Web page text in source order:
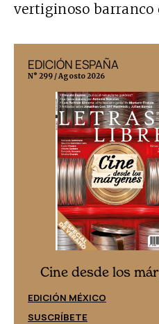
vertiginoso barranco
EDICIÓN ESPAÑA
N° 299 / Agosto 2026
Cine desde los
EDICIÓN MÉXICO
SUSCRÍBETE